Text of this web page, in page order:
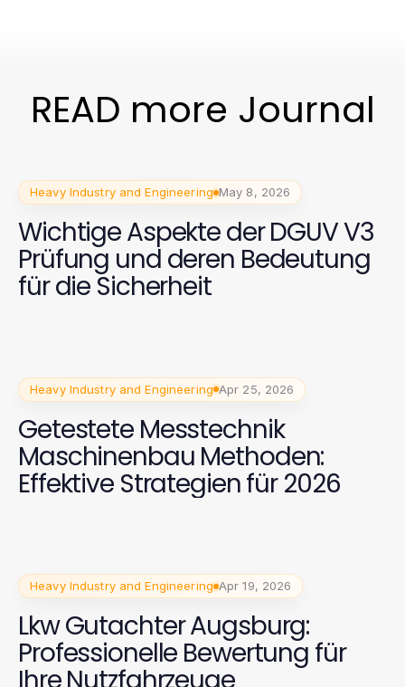
READ more Journal
Heavy Industry and Engineering May 8, 2026
Wichtige Aspekte der DGUV V3
Prüfung und deren Bedeutung
für die Sicherheit
Heavy Industry and Engineering Apr 25, 2026
Getestete Messtechnik
Maschinenbau Methoden:
Effektive Strategien für 2026
Heavy Industry and Engineering Apr 19, 2026
Lkw Gutachter Augsburg:
Professionelle Bewertung für